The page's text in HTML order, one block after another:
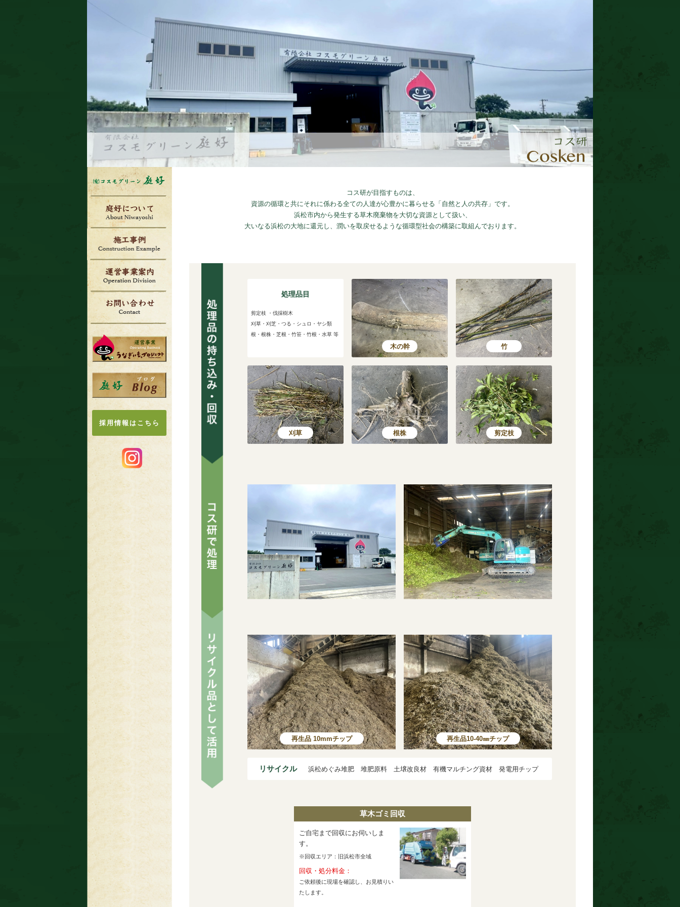
採用情報はこちら
コス研が目指すものは、
資源の循環と共にそれに係わる全ての人達が心豊かに暮らせる「自然と人の共存」です。
浜松市内から発生する草木廃棄物を大切な資源として扱い、
大いなる浜松の大地に還元し、潤いを取戻せるような循環型社会の構築に取組んでおります。
処理品目
剪定枝 ・伐採樹木
刈草・刈芝・つる・シュロ・ヤシ類
根・根株・芝根・竹笹・竹根・水草 等
木の幹 竹
刈草 根株 剪定枝
再生品 10mmチップ 再生品10-40㎜チップ
リサイクル 浜松めぐみ堆肥 堆肥原料 土壌改良材 有機マルチング資材 発電用チップ
草木ゴミ回収
ご自宅まで回収にお伺いしま
す。
※回収エリア：旧浜松市全域
回収・処分料金：
ご依頼後に現場を確認し、お見積りい
たします。